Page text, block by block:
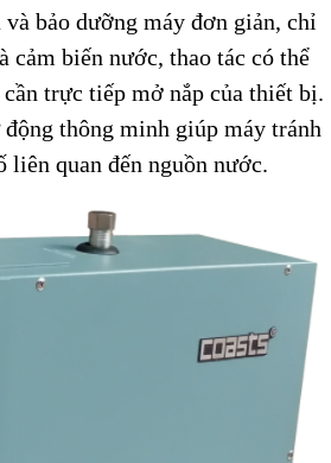
bảo dưỡng máy đơn giản, chỉ
cảm biến nước, thao tác có thể
trực tiếp mở nắp của thiết bị.
thông minh giúp máy tránh
liên quan đến nguồn nước.